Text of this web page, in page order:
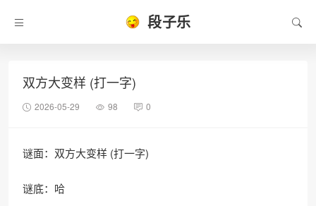
段子乐
双方大变样 (打一字)
2026-05-29 98 0
谜面：双方大变样 (打一字)
谜底：哈